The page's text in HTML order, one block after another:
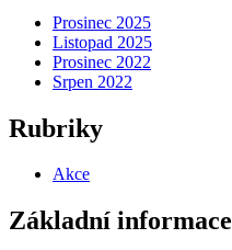
Prosinec 2025
Listopad 2025
Prosinec 2022
Srpen 2022
Rubriky
Akce
Základní informace